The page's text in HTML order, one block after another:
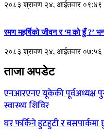
२०८३ श्रावण २४, आईतवार ०९:४९
रमण महर्षिको जीवन र ‘म को हुँ ?’
२०८३ श्रावण २४, आईतवार ०७:५६
ताजा अपडेट
एनआरएनए यूकेकी पूर्वअध्यक्ष
स्वास्थ्य शिविर
घर फर्किने हुटहुटी र